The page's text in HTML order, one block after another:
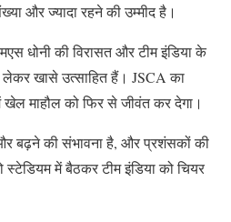
और ज्यादा रहने की उम्मीद है।
धोनी की विरासत और टीम इंडिया के
लेकर खासे उत्साहित हैं। JSCA का
खेल माहौल को फिर से जीवंत कर देगा।
बढ़ने की संभावना है, और प्रशंसकों की
स्टेडियम में बैठकर टीम इंडिया को चियर